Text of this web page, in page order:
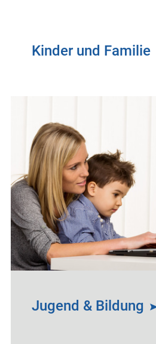
Kinder und Familie
Jugend & Bildung